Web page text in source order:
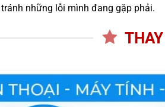
những lỗi mình đang gặp phải.